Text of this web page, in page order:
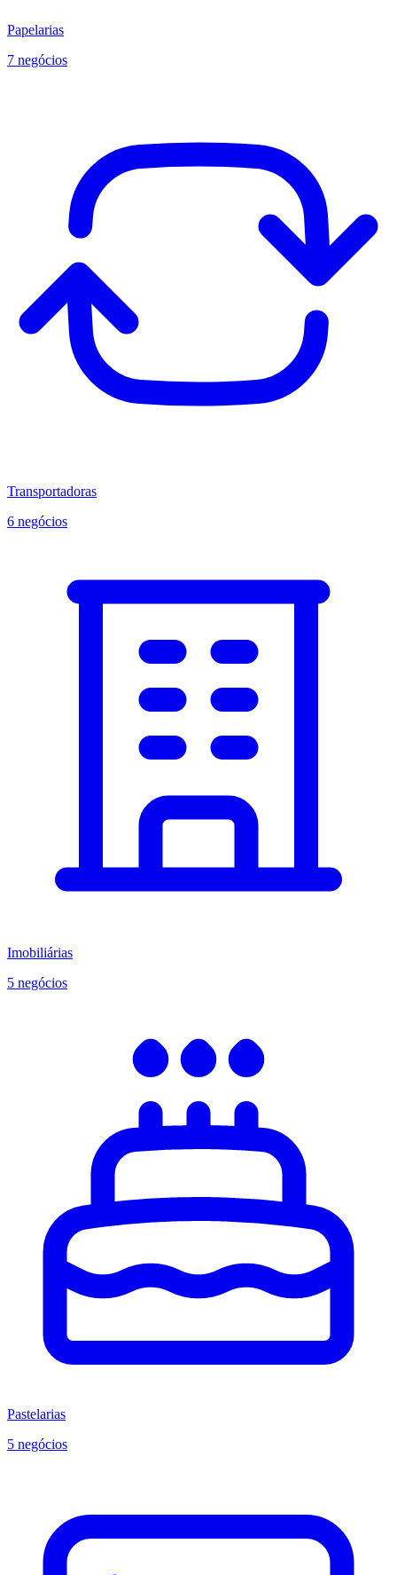
Papelarias
7 negócios
Transportadoras
6 negócios
Imobiliárias
5 negócios
Pastelarias
5 negócios